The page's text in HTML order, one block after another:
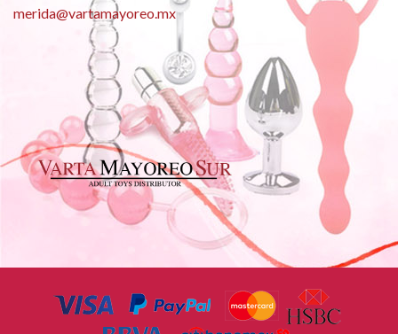
merida@vartamayoreo.mx